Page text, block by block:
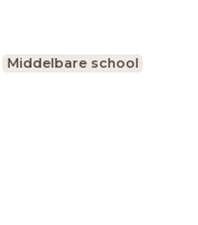
Middelbare school